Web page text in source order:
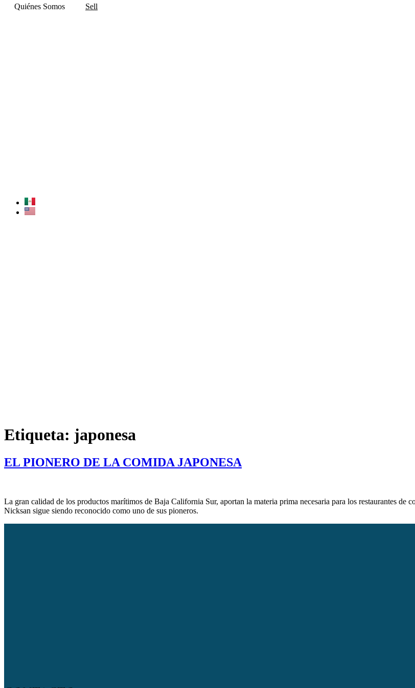
Quiénes Somos Sell
Etiqueta: japonesa
EL PIONERO DE LA COMIDA JAPONESA
La gran calidad de los productos marítimos de Baja California Sur, aportan la materia prima necesaria para los restaurantes de
Nicksan sigue siendo reconocido como uno de sus pioneros.